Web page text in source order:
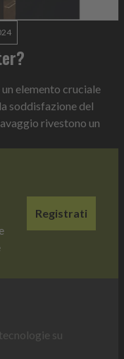
elemento cruciale
soddisfazione del
rivestono un
Registrati
su